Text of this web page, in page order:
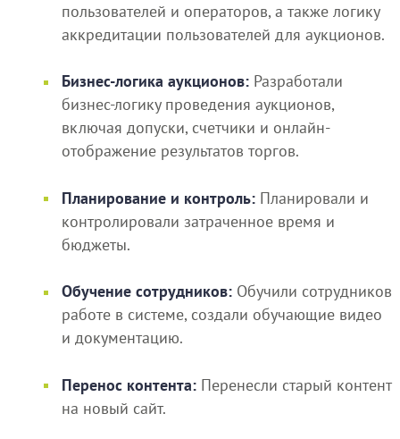
пользователей и операторов, а также логику
аккредитации пользователей для аукционов.
Бизнес-логика аукционов:Разработали
бизнес-логику проведения аукционов,
включая допуски, счетчики и онлайн-
отображение результатов торгов.
Планирование и контроль:Планировали и
контролировали затраченное время и
бюджеты.
Обучение сотрудников:Обучили сотрудников
работе в системе, создали обучающие видео
и документацию.
Перенос контента:Перенесли старый контент
на новый сайт.